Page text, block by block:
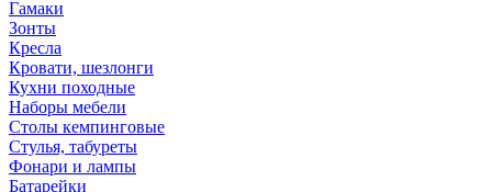
Гамаки
Зонты
Кресла
Кровати, шезлонги
Кухни походные
Наборы мебели
Столы кемпинговые
Стулья, табуреты
Фонари и лампы
Батарейки